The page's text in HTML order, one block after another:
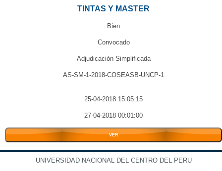
TINTAS Y MASTER
Bien
Convocado
Adjudicación Simplificada
AS-SM-1-2018-COSEASB-UNCP-1
25-04-2018 15:05:15
27-04-2018 00:01:00
VER
UNIVERSIDAD NACIONAL DEL CENTRO DEL PERU